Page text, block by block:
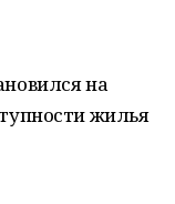
на
жилья